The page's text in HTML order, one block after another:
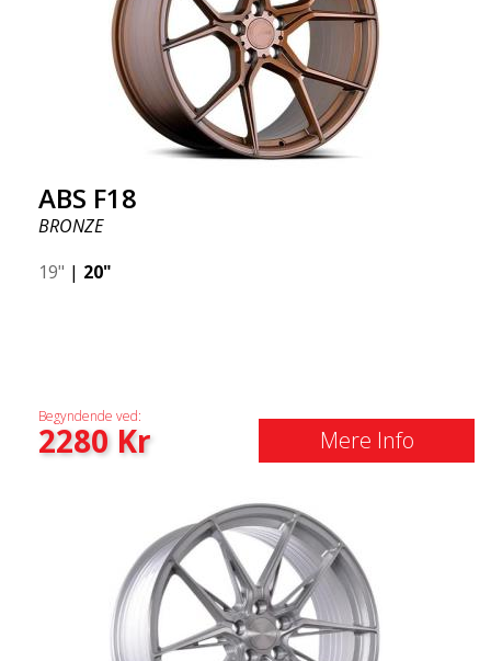
ABS F18
BRONZE
19" | 20"
Begyndende ved:
2280Kr Mere Info